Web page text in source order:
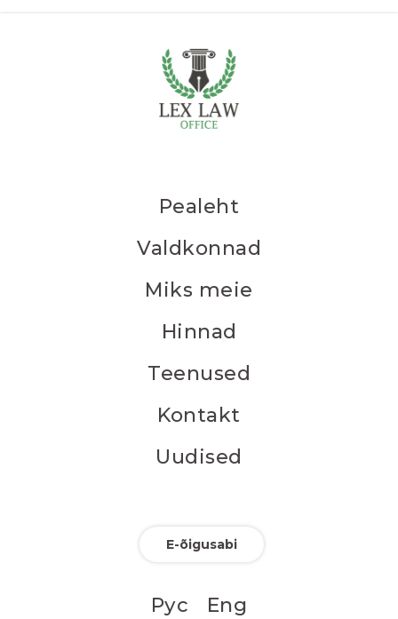
Pealeht
Valdkonnad
Miks meie
Hinnad
Teenused
Kontakt
Uudised
E-õigusabi
Рус Eng